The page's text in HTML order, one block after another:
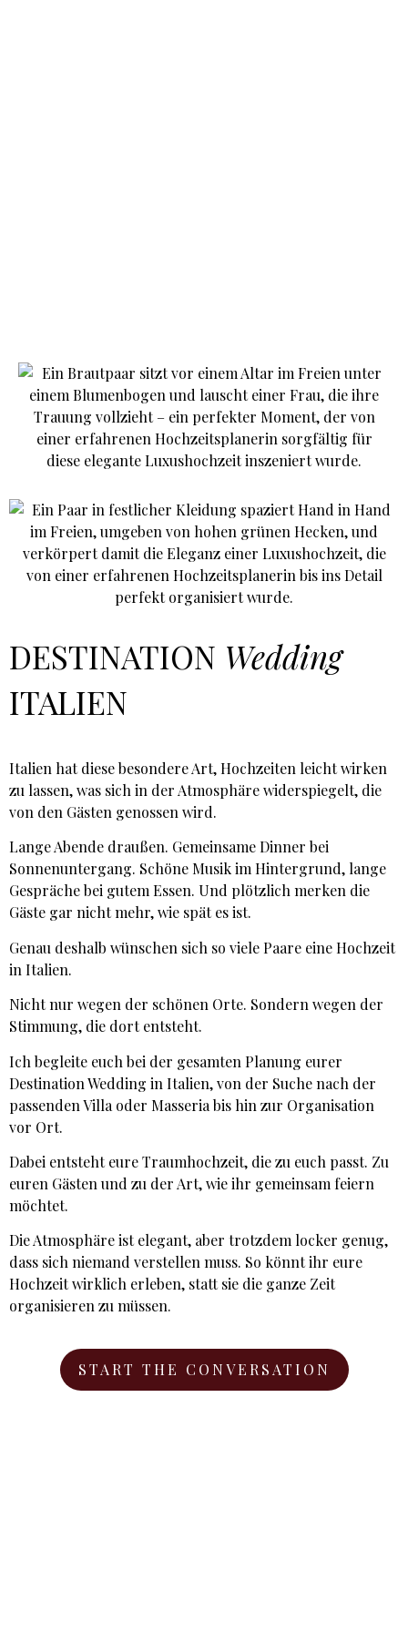
DESTINATION Wedding
ITALIEN
Italien hat diese besondere Art, Hochzeiten leicht wirken
zu lassen, was sich in der Atmosphäre widerspiegelt, die
von den Gästen genossen wird.
Lange Abende draußen. Gemeinsame Dinner bei
Sonnenuntergang. Schöne Musik im Hintergrund, lange
Gespräche bei gutem Essen. Und plötzlich merken die
Gäste gar nicht mehr, wie spät es ist.
Genau deshalb wünschen sich so viele Paare eine Hochzeit
in Italien.
Nicht nur wegen der schönen Orte. Sondern wegen der
Stimmung, die dort entsteht.
Ich begleite euch bei der gesamten Planung eurer
Destination Wedding in Italien, von der Suche nach der
passenden Villa oder Masseria bis hin zur Organisation
vor Ort.
Dabei entsteht eure Traumhochzeit, die zu euch passt. Zu
euren Gästen und zu der Art, wie ihr gemeinsam feiern
möchtet.
Die Atmosphäre ist elegant, aber trotzdem locker genug,
dass sich niemand verstellen muss. So könnt ihr eure
Hochzeit wirklich erleben, statt sie die ganze Zeit
organisieren zu müssen.
START THE CONVERSATION